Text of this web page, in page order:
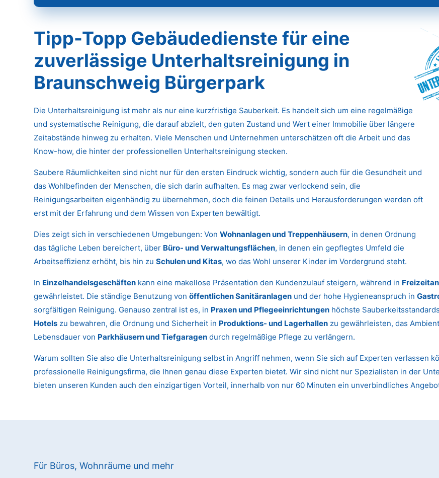
Tipp-Topp Gebäudedienste für eine
zuverlässige Unterhaltsreinigung in
Braunschweig Bürgerpark
Die Unterhaltsreinigung ist mehr als nur eine kurzfristige Sauberkeit. Es handelt sich um eine regelmäßige
und systematische Reinigung, die darauf abzielt, den guten Zustand und Wert einer Immobilie über längere
Zeitabstände hinweg zu erhalten. Viele Menschen und Unternehmen unterschätzen oft die Arbeit und das
Know-how, die hinter der professionellen Unterhaltsreinigung stecken.
Saubere Räumlichkeiten sind nicht nur für den ersten Eindruck wichtig, sondern auch für die Gesundheit und
das Wohlbefinden der Menschen, die sich darin aufhalten. Es mag zwar verlockend sein, die
Reinigungsarbeiten eigenhändig zu übernehmen, doch die feinen Details und Herausforderungen werden oft
erst mit der Erfahrung und dem Wissen von Experten bewältigt.
Dies zeigt sich in verschiedenen Umgebungen: VonWohnanlagen und Treppenhäusern, in denen Ordnung
das tägliche Leben bereichert, über Büro- und Verwaltungsflächen, in denen ein gepflegtes Umfeld die
Arbeitseffizienz erhöht, bis hin zuSchulen und Kitas, wo das Wohl unserer Kinder im Vordergrund steht.
In Einzelhandelsgeschäften kann eine makellose Präsentation den Kundenzulauf steigern, während in
gewährleistet. Die ständige Benutzung vonöffentlichen Sanitäranlagen und der hohe Hygieneanspruch in
sorgfältigen Reinigung. Genauso zentral ist es, in Praxen und Pflegeeinrichtungen höchste
Hotels zu bewahren, die Ordnung und Sicherheit in Produktions- und Lagerhallen zu gewährleisten, das
Lebensdauer von Parkhäusern und Tiefgaragen durch regelmäßige Pflege zu verlängern.
Warum sollten Sie also die Unterhaltsreinigung selbst in Angriff nehmen, wenn Sie sich auf Experten verlassen
professionelle Reinigungsfirma, die Ihnen genau diese Experten bietet. Wir sind nicht nur Spezialisten in der
bieten unseren Kunden auch den einzigartigen Vorteil, innerhalb von nur 60 Minuten ein unverbindliches
Für Büros, Wohnräume und mehr